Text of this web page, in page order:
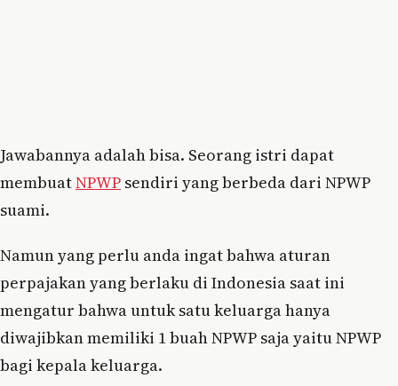
Jawabannya adalah bisa. Seorang istri dapat
membuatNPWP sendiri yang berbeda dari NPWP
suami.
Namun yang perlu anda ingat bahwa aturan
perpajakan yang berlaku di Indonesia saat ini
mengatur bahwa untuk satu keluarga hanya
diwajibkan memiliki 1 buah NPWP saja yaitu NPWP
bagi kepala keluarga.